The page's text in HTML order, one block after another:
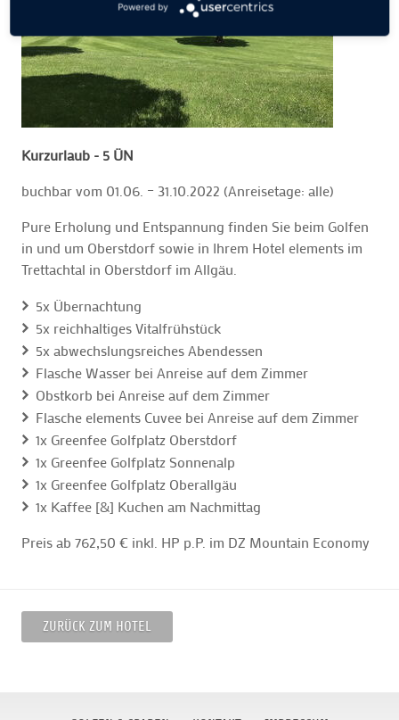
Kurzurlaub - 5 ÜN
buchbar vom 01.06. – 31.10.2022 (Anreisetage: alle)
Pure Erholung und Entspannung finden Sie beim Golfen
in und um Oberstdorf sowie in Ihrem Hotel elements im
Trettachtal in Oberstdorf im Allgäu.
5x Übernachtung
5x reichhaltiges Vitalfrühstück
5x abwechslungsreiches Abendessen
Flasche Wasser bei Anreise auf dem Zimmer
Obstkorb bei Anreise auf dem Zimmer
Flasche elements Cuvee bei Anreise auf dem Zimmer
1x Greenfee Golfplatz Oberstdorf
1x Greenfee Golfplatz Sonnenalp
1x Greenfee Golfplatz Oberallgäu
1x Kaffee [&] Kuchen am Nachmittag
Preis ab 762,50 € inkl. HP p.P. im DZ Mountain Economy
ZURÜCK ZUM HOTEL
Powered by